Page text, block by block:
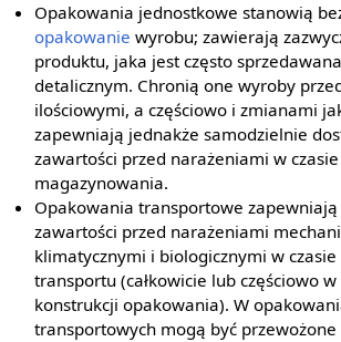
Opakowania jednostkowe stanowią
opakowanie wyrobu; zawierają
produktu, jaka jest często
detalicznym. Chronią one wyroby
ilościowymi, a częściowo i zmianami
zapewniają jednakże samodzielnie
zawartości przed narażeniami w
magazynowania.
Opakowania transportowe
zawartości przed narażeniami
klimatycznymi i biologicznymi w
transportu (całkowicie lub częściowo
konstrukcji opakowania). W
transportowych mogą być